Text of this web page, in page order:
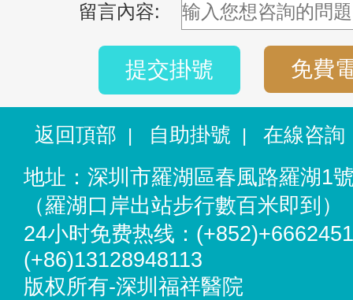
留言內容:
提交掛號 免費
返回頂部 | 自助掛號 |
在線咨詢
地址：深圳市羅湖區春風路羅湖1
（羅湖口岸出站步行數百米即到）
24小时免费热线：
(+86)13128948113
版权所有-深圳福祥醫院